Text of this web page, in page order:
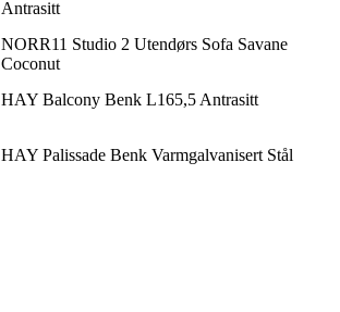
Antrasitt
NORR11 Studio 2 Utendørs Sofa Savane
Coconut
HAY Balcony Benk L165,5 Antrasitt
HAY Palissade Benk Varmgalvanisert Stål